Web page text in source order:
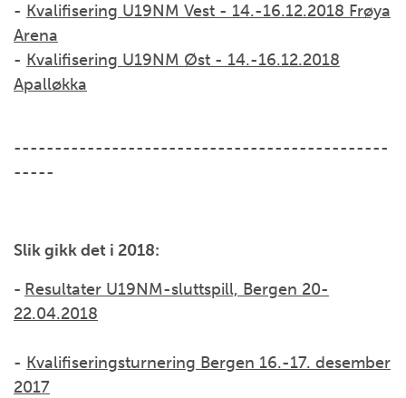
- Kvalifisering U19NM Vest - 14.-16.12.2018 Frøya
Arena
- Kvalifisering U19NM Øst - 14.-16.12.2018
Apalløkka
----------------------------------------------
-----
Slik gikk det i 2018:
- Resultater U19NM-sluttspill, Bergen 20-
22.04.2018
- Kvalifiseringsturnering Bergen 16.-17. desember
2017